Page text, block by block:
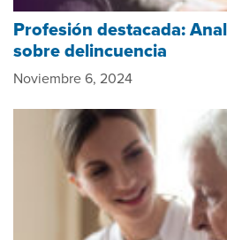
Profesión destacada:
sobre delincuencia
Noviembre 6, 2024